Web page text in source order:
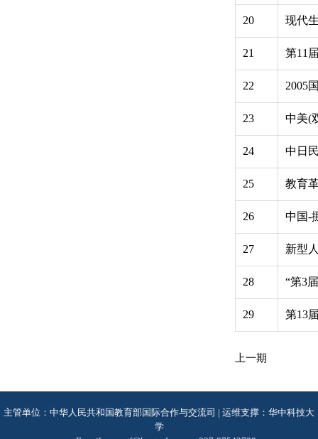
20 现代
21 第11
22 2005
23 中美(
24 中日
25 教育
26 中国-
27 新型
28 “第3
29 第13
上一期
主管单位：中华人民共和国教育部国际合作与交流司 | 运维支撑：华中科技大
学